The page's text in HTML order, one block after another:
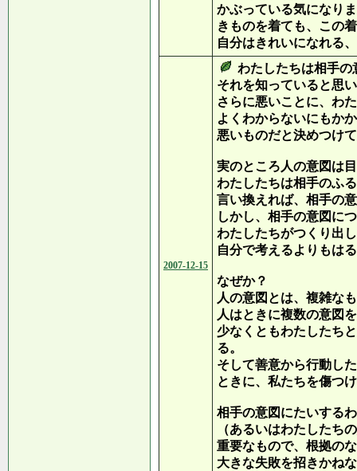
かぶっている気になり
きものを着ても、この
自分はきれいになれる
2007-12-15
わたしたちは相手の
それを知っていると思
さらに悪いことに、わ
よくわからないにもか
悪いものだと決めつけ
実のところ人の意図は
わたしたちは相手のふ
言い換えれば、相手の
しかし、相手の意図に
わたしたちがつくり出
自分で考えるよりもは
なぜか？
人の意図とは、複雑な
人はときに複数の意図
少なくともわたしたち
る。
そして善意から行動し
ときに、私たちを傷つ
相手の意図にたいする
（あるいはわたしたち
重要なもので、根拠の
大きな失敗を招きかね